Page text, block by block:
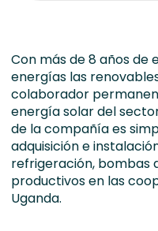
Con más de 8 años de
energías las
colaborador
energía solar del
de la compañía es
adquisición e
refrigeración, bombas
productivos en las
Uganda.